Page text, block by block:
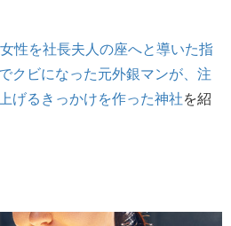
性を社長夫人の座へと導いた指
クビになった元外銀マンが、注
げるきっかけを作った神社を紹